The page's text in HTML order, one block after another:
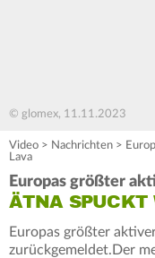
© glomex, 11.11.2023
Video > Nachrichten >
Lava
Europas größter
ÄTNA SPUCKT
Europas größter
zurückgemeldet.Der